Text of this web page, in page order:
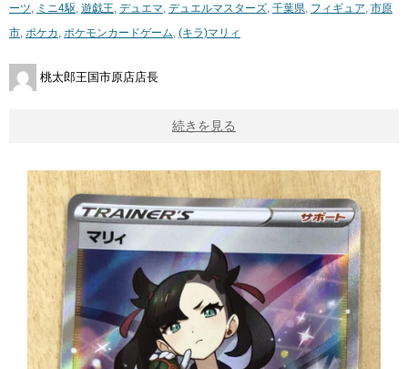
ーツ
ミニ4駆 遊戯王 デュエマ デュエルマスターズ 千葉県 フィギュア 市原
市 ポケカ ポケモンカードゲーム (キラ)マリィ
桃太郎王国市原店店長
続きを見る